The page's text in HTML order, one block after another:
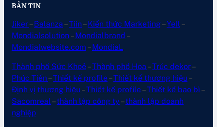
BẢN TIN
Jiker–Balanza –Tiin–Kiến thức Marketing–Yell –
Mondialsolution–Mondialbrand –
Mondialwebsite.com –MondiaL
Thành phố Sức Khoẻ–Thành phố Hoa –Trúc dekor–
Phúc Tiến–Thiết kế profile–Thiết kế thương hiệu –
Định vị thương hiệu –Thiết kế profile–Thiết kế bao bì –
Sacomreal –thành lập công ty –thành lập doanh
nghiệp